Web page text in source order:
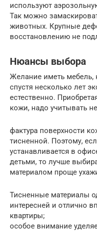
используют
Так можно
животных. Крупные
восстановлению не
Нюансы выбора
Желание иметь мебель,
спустя несколько лет
естественно.
кожи, надо учитывать
фактура поверхности
тисненной. Поэтому,
устанавливается в
детьми, то лучше
материалом проще
Тисненные материалы
интересней и отлично
квартиры;
особое внимание